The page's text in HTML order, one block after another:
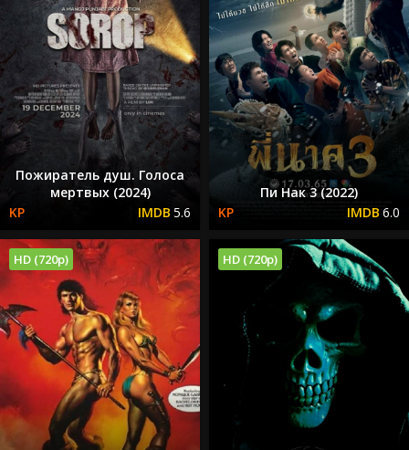
Пожиратель душ. Голоса
мертвых (2024)
5.6
Пи Нак 3 (2022)
6.0
HD (720p) HD (720p)